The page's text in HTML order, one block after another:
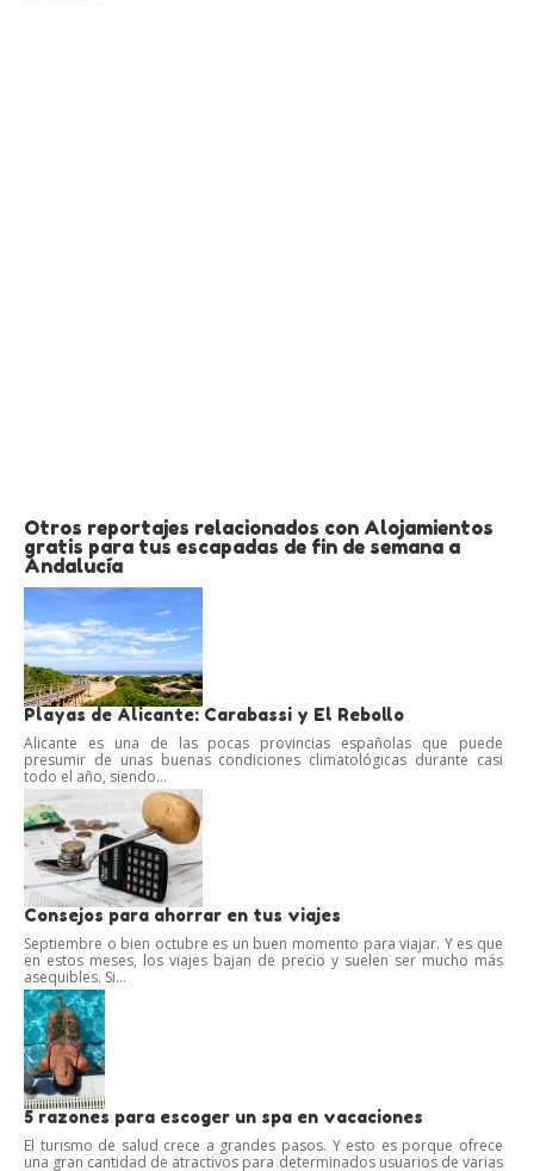
Otros reportajes relacionados con Alojamientos
gratis para tus escapadas de fin de semana a
Andalucía
Playas de Alicante: Carabassi y El Rebollo
Alicante es una de las pocas provincias españolas que puede
presumir de unas buenas condiciones climatológicas durante casi
todo el año, siendo...
Consejos para ahorrar en tus viajes
Septiembre o bien octubre es un buen momento para viajar. Y es que
en estos meses, los viajes bajan de precio y suelen ser mucho más
asequibles. Si...
5 razones para escoger un spa en vacaciones
El turismo de salud crece a grandes pasos. Y esto es porque ofrece
una gran cantidad de atractivos para determinados usuarios de varias